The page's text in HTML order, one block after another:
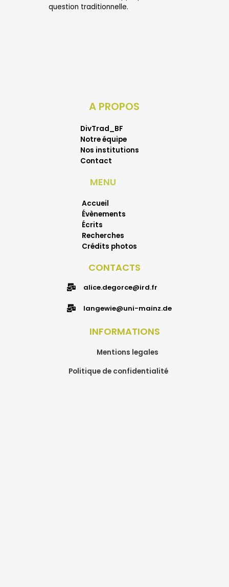
question traditionnelle.
A PROPOS
DivTrad_BF
Notre équipe
Nos institutions
Contact
MENU
Accueil
Évènements
Écrits
Recherches
Crédits photos
CONTACTS
alice.degorce@ird.fr
langewie@uni-mainz.de
INFORMATIONS
Mentions legales
Politique de confidentialité